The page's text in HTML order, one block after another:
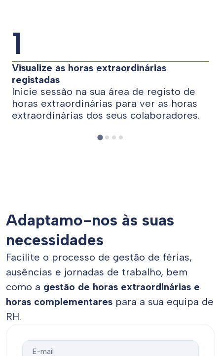
1
Visualize as horas extraordinárias
registadas
Inicie sessão na sua área de registo de
horas extraordinárias para ver as horas
extraordinárias dos seus colaboradores.
Adaptamo-nos às suas
necessidades
Facilite o processo de gestão de férias,
ausências e jornadas de trabalho, bem
como a gestão de horas extraordinárias e
horas complementares para a sua equipa de
RH.